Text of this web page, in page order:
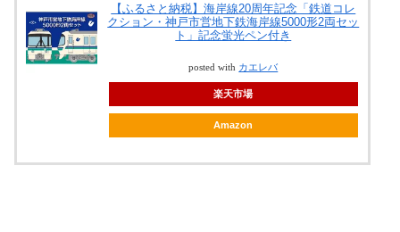
【ふるさと納税】海岸線20周年記念「鉄道コレ
クション・神戸市営地下鉄海岸線5000形2両セッ
ト」記念蛍光ペン付き
posted with カエレバ
楽天市場
Amazon